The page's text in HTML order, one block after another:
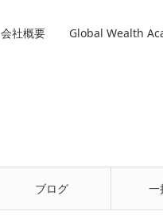
ブログ 一
会社概要 Global Wealth